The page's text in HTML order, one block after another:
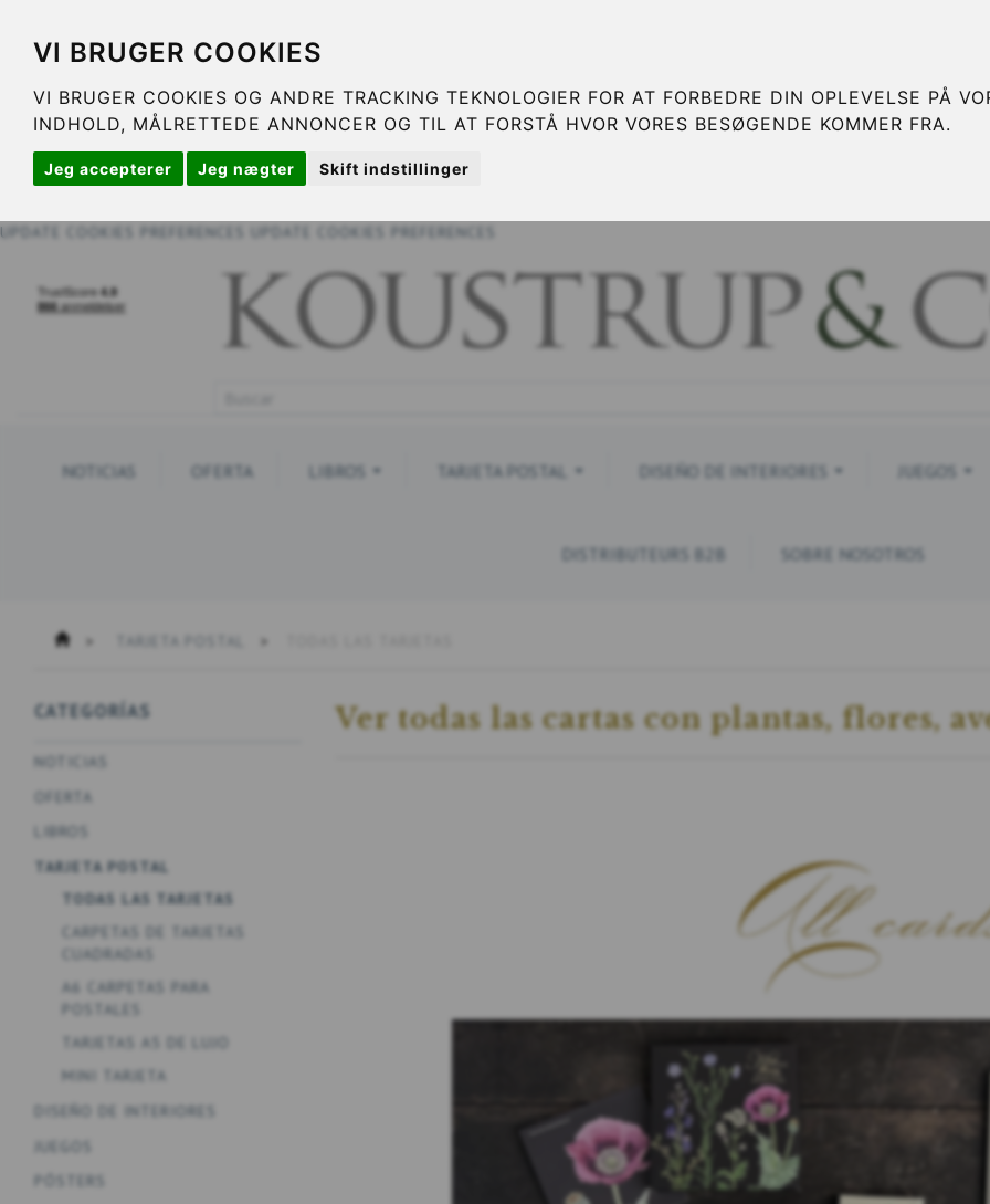
VI BRUGER COOKIES
VI BRUGER COOKIES OG ANDRE TRACKING TEKNOLOGIER FOR AT FORBEDRE DIN OPLEVELSE PÅ
INDHOLD, MÅLRETTEDE ANNONCER OG TIL AT FORSTÅ HVOR VORES BESØGENDE KOMMER FRA.
Jeg accepterer Jeg nægter Skift indstillinger
UPDATE COOKIES PREFERENCES UPDATE COOKIES PREFERENCES
NOTICIAS OFERTA LIBROS TARJETA POSTAL DISEÑO DE INTERIORES JUEGOS
DISTRIBUTEURS B2B SOBRE NOSOTROS
CATEGORÍAS
NOTICIAS
OFERTA
LIBROS
TARJETA POSTAL
TODAS LAS TARJETAS
CARPETAS DE TARJETAS
CUADRADAS
A6 CARPETAS PARA
POSTALES
TARJETAS A5 DE LUJO
MINI TARJETA
DISEÑO DE INTERIORES
JUEGOS
PÓSTERS
Ver todas las cartas con plantas, flores,